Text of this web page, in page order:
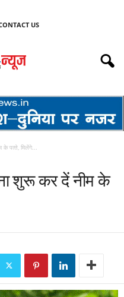
US
के पत्‍ते, म‍िलेंगे...
शुरू कर दें नीम के